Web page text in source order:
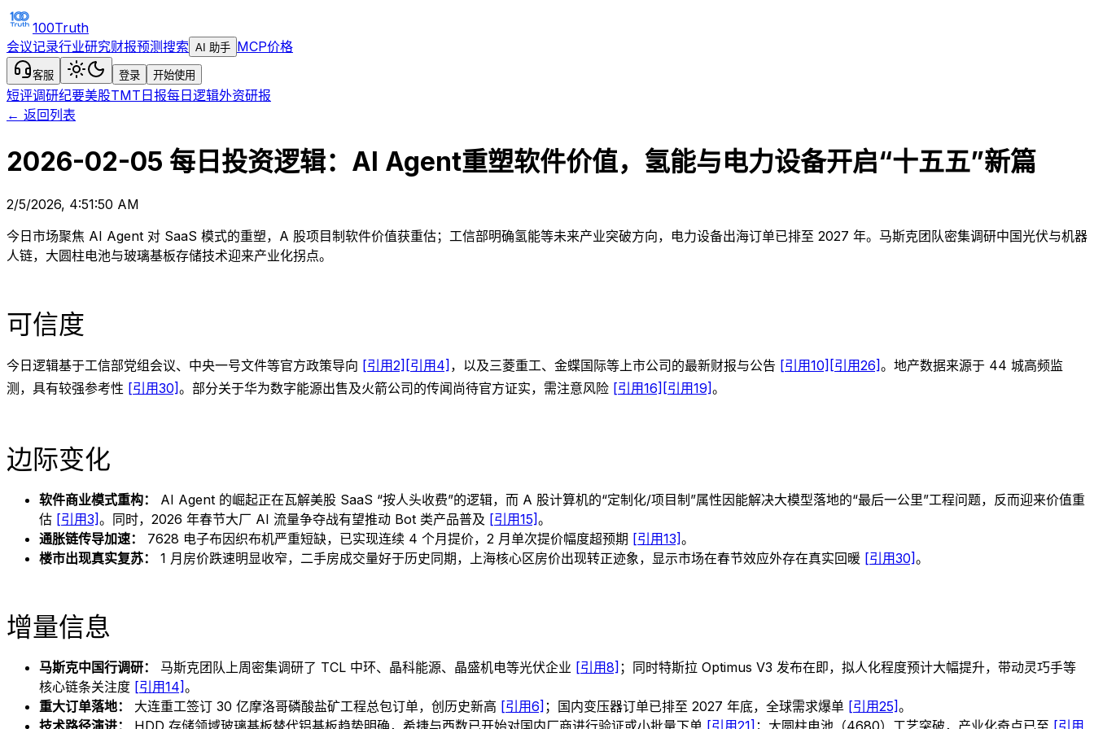
100Truth
会议记录行业研究财报预测搜索 AI 助手 MCP价格
客服 登录 开始使用
短评调研纪要美股TMT日报每日逻辑外资研报
← 返回列表
2026-02-05 每日投资逻辑：AI Agent重塑软件价值，氢能与电力设备开启“十五五”新篇
2/5/2026, 4:51:50 AM
今日市场聚焦 AI Agent 对 SaaS 模式的重塑，A 股项目制软件价值获重估；工信部明确氢能等未来产业突破方向，电力设备出海订单已排至 2027 年。马斯克团队密集调研中国光伏与机器
人链，大圆柱电池与玻璃基板存储技术迎来产业化拐点。
可信度
今日逻辑基于工信部党组会议、中央一号文件等官方政策导向 [引用2] [引用4] ，以及三菱重工、金蝶国际等上市公司的最新财报与公告 [引用10] [引用26]。地产数据来源于 44 城高频监
测，具有较强参考性 [引用30]。部分关于华为数字能源出售及火箭公司的传闻尚待官方证实，需注意风险 [引用16] [引用19]。
边际变化
软件商业模式重构：
AI Agent 的崛起正在瓦解美股 SaaS “按人头收费”的逻辑，而 A 股计算机的“定制化/项目制”属性因能解决大模型落地的“最后一公里”工程问题，反而迎来价值重
估 [引用3]。同时，2026 年春节大厂 AI 流量争夺战有望推动 Bot 类产品普及 [引用15]。
通胀链传导加速：
7628 电子布因织布机严重短缺，已实现连续 4 个月提价，2 月单次提价幅度超预期 [引用13]。
楼市出现真实复苏：
1 月房价跌速明显收窄，二手房成交量好于历史同期，上海核心区房价出现转正迹象，显示市场在春节效应外存在真实回暖 [引用30]。
增量信息
马斯克中国行调研： 马斯克团队上周密集调研了 TCL 中环、晶科能源、晶盛机电等光伏企业 [引用8] ；同时特斯拉 Optimus V3 发布在即，拟人化程度预计大幅提升，带动灵巧手等
核心链条关注度 [引用14]。
重大订单落地：
大连重工签订 30 亿摩洛哥磷酸盐矿工程总包订单，创历史新高 [引用6] ；国内变压器订单已排至 2027 年底，全球需求爆单 [引用25]。
技术路径演进：
HDD 存储领域玻璃基板替代铝基板趋势明确，希捷与西数已开始对国内厂商进行验证或小批量下单 [引用21] ；大圆柱电池（4680）工艺突破，产业化奇点已至 [引用